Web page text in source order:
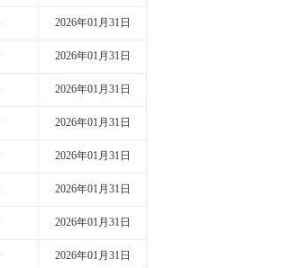
2026年01月31日
2026年01月31日
2026年01月31日
2026年01月31日
2026年01月31日
2026年01月31日
2026年01月31日
2026年01月31日